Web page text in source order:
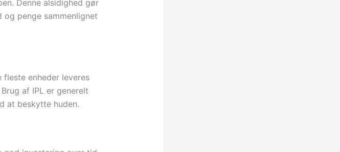
Denne alsidighed gør
penge sammenlignet
enheder leveres
af IPL er generelt
at beskytte huden.